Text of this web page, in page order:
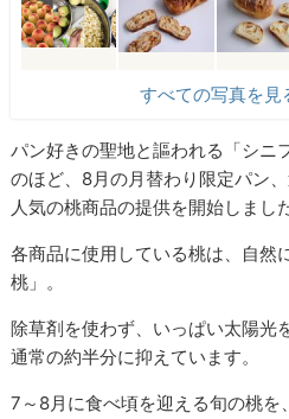
すべての写真を見
パン好きの聖地と謳われる「シニ
のほど、8月の月替わり限定パン
人気の桃商品の提供を開始しました
各商品に使用している桃は、自然
桃」。
除草剤を使わず、いっぱい太陽光
通常の約半分に抑えています。
7～8月に食べ頃を迎える旬の桃を